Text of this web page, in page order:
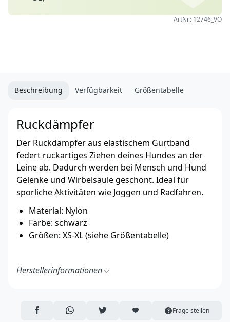
ArtNr.: 12746_VO
Beschreibung Verfügbarkeit Größentabelle
Ruckdämpfer
Der Ruckdämpfer aus elastischem Gurtband
federt ruckartiges Ziehen deines Hundes an der
Leine ab. Dadurch werden bei Mensch und Hund
Gelenke und Wirbelsäule geschont. Ideal für
sporliche Aktivitäten wie Joggen und Radfahren.
Material: Nylon
Farbe: schwarz
Größen: XS-XL (siehe Größentabelle)
Herstellerinformationen
24963 Tarp
Deutschland
AUF FACEBOOK TEILEN
ÜBER WHATSAPP TEILEN
AUF TWITTER TEILENARTIKEL AUF DIE MERKLISTE
Frage stellen